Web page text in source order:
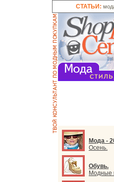
СТАТЬИ:
Мода -
Осень.
Обувь.
Модные